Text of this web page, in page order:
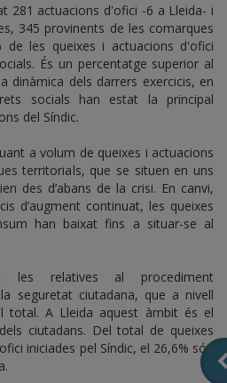
281 actuacions d'ofici -6 a Lleida- i
345 provinents de les comarques
de les queixes i actuacions d'ofici
És un percentatge superior al
dinàmica dels darrers exercicis, en
socials han estat la principal
del Síndic.
a volum de queixes i actuacions
territorials, que se situen en uns
des d’abans de la crisi. En canvi,
d’augment continuat, les queixes
han baixat fins a situar-se al
les relatives al procediment
seguretat ciutadana, que a nivell
total. A Lleida aquest àmbit és el
ciutadans. Del total de queixes
iniciades pel Síndic, el 26,6% són